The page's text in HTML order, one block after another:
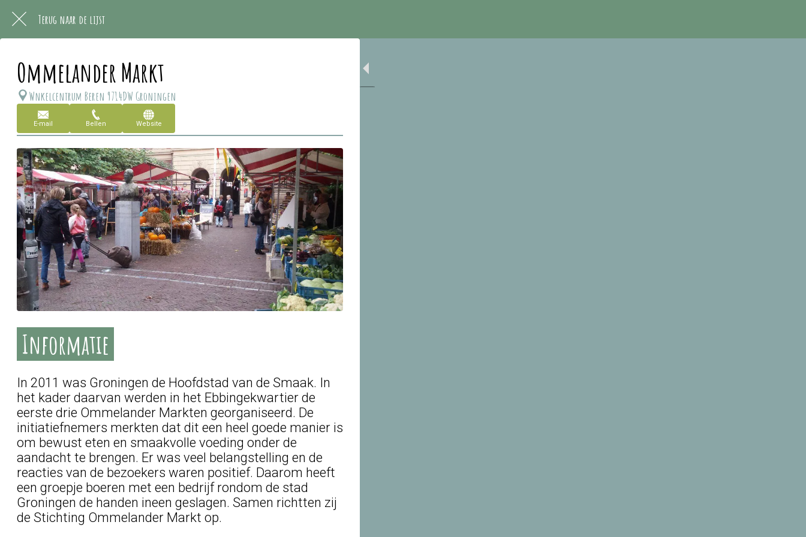
Terug naar de lijst
Ommelander Markt
Wnkelcentrum Beren 9714DW Groningen
E-mail Bellen Website
Informatie
In 2011 was Groningen de Hoofdstad van de Smaak. In
het kader daarvan werden in het Ebbingekwartier de
eerste drie Ommelander Markten georganiseerd. De
initiatiefnemers merkten dat dit een heel goede manier is
om bewust eten en smaakvolle voeding onder de
aandacht te brengen. Er was veel belangstelling en de
reacties van de bezoekers waren positief. Daarom heeft
een groepje boeren met een bedrijf rondom de stad
Groningen de handen ineen geslagen. Samen richtten zij
de Stichting Ommelander Markt op.